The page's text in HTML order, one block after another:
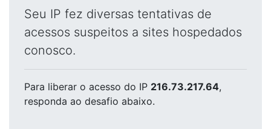
Seu IP fez diversas tentativas de
acessos suspeitos a sites hospedados
conosco.
Para liberar o acesso do IP 216.73.217.64,
responda ao desafio abaixo.